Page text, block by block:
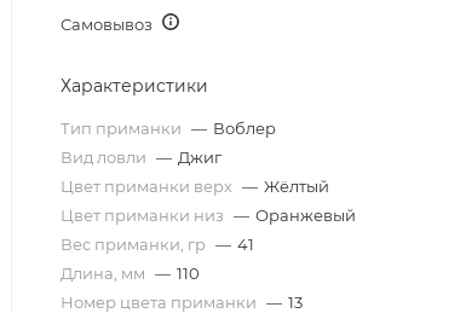
Самовывоз
Характеристики
Тип приманки — Воблер
Вид ловли — Джиг
Цвет приманки верх — Жёлтый
Цвет приманки низ — Оранжевый
Вес приманки, гр — 41
Длина, мм — 110
Номер цвета приманки — 13